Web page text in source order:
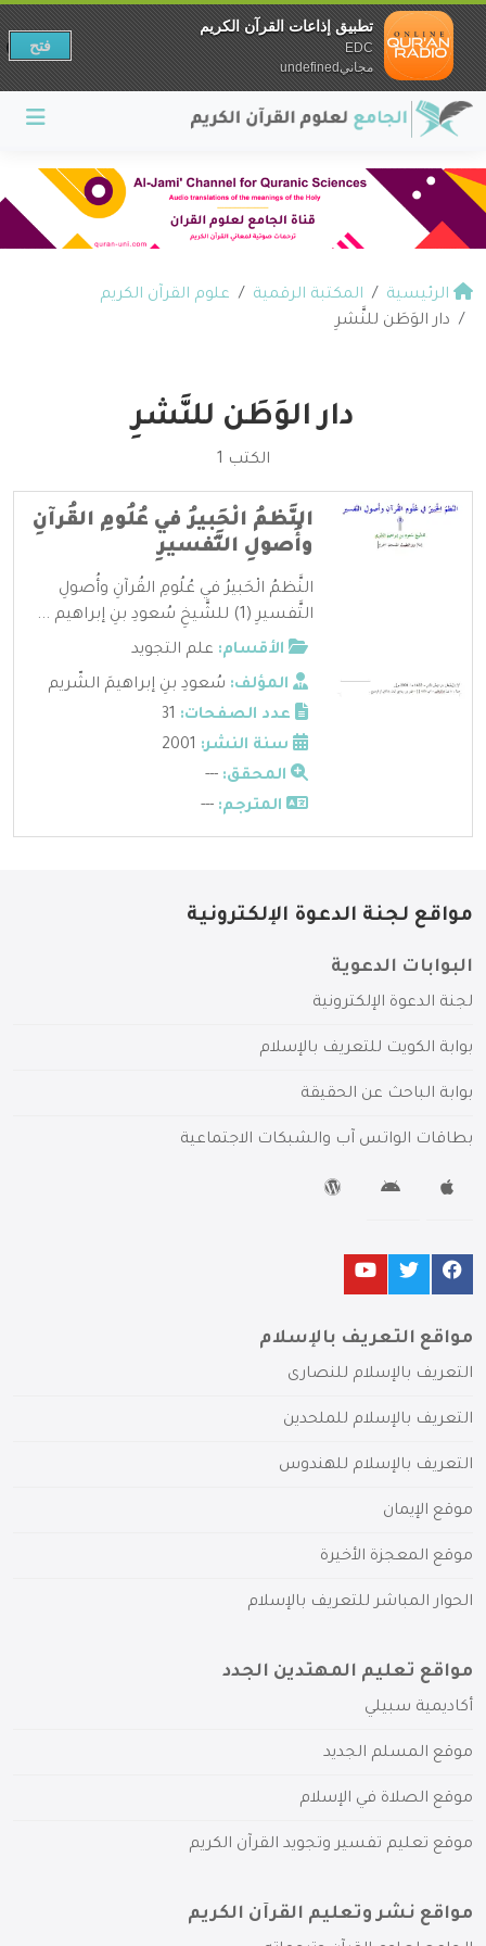
الرئيسية المكتبة الرقمية
علوم القرآن الكريم
دار الوَطَن للنَّشرِ
دار الوَطَن للنَّشرِ
الكتب 1
النَّظمُ الْحَبيرُ في عُلُومِ القُرآنِ
وأُصولِ التَّفسيرِ
النَّظمُ الْحَبيرُ في عُلُومِ القُرآنِ وأُصولِ
التَّفسيرِ (1) للشَّيخِ سُعودِ بنِ إبراهيم ...
الأقسام: علم التجويد
المؤلف: سُعودِ بنِ إبراهيمَ الشّريم
عدد الصفحات:
سنة النشر:
المحقق: ---
المترجم: ---
مواقع لجنة الدعوة الإلكترونية
البوابات الدعوية
لجنة الدعوة الإلكترونية
بوابة الكويت للتعريف بالإسلام
بوابة الباحث عن الحقيقة
بطاقات الواتس آب والشبكات الاجتماعية
مواقع التعريف بالإسلام
التعريف بالإسلام للنصارى
التعريف بالإسلام للملحدين
التعريف بالإسلام للهندوس
موقع الإيمان
موقع المعجزة الأخيرة
الحوار المباشر للتعريف بالإسلام
مواقع تعليم المهتدين الجدد
أكاديمية سبيلي
موقع المسلم الجديد
موقع الصلاة في الإسلام
موقع تعليم تفسير وتجويد القرآن الكريم
مواقع نشر وتعليم القرآن الكريم
تطبيق إذاعات القرآن الكريم
EDC
مجانيundefined
فتح